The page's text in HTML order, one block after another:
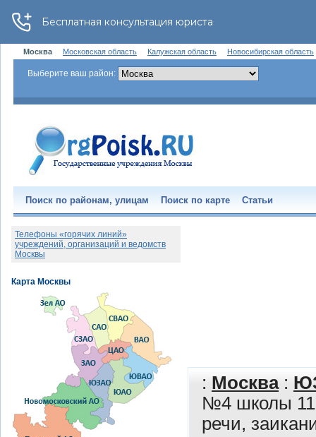
Москва Московская область Калужская область Новосибирская область
Выберите ваш район:
Поиск по районам, улицам Поиск по карте Статьи
: Москва:
№4 школы
речи,
Телефоны «горячих линий»
учреждений, организаций и ведомств
Москвы